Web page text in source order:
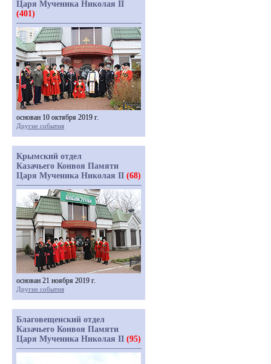
Царя Мученика Николая II
(401)
основан 10 октября 2019 г.
Другие события
Крымский отдел
Казачьего Конвоя Памяти
Царя Мученика Николая II (68)
основан 21 ноября 2019 г.
Другие события
Благовещенский отдел
Казачьего Конвоя Памяти
Царя Мученика Николая II (95)